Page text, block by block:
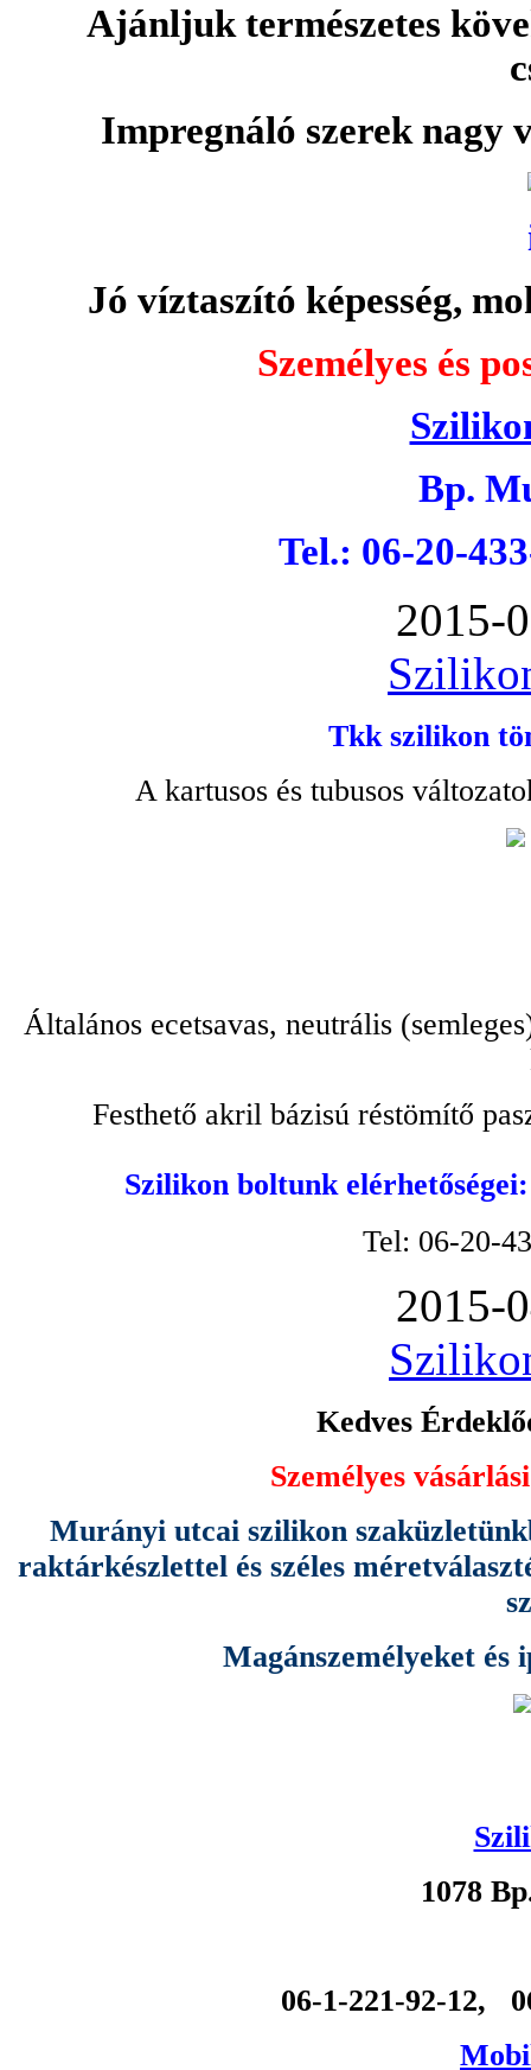
Ajánljuk természetes
Impregnáló szerek
Jó víztaszító képesség,
Személyes és
Bp.
Tel.: 06-20-
2015-
Tkk szilikon
A kartusos és tubusos
Általános ecetsavas, neutrális
Festhető akril bázisú réstömítő
Szilikon boltunk
Tel: 06-20-
2015-
Kedves
Személyes
Murányi utcai szilikon
raktárkészlettel és széles
Magánszemélyeket és
1078
06-1-221-92-12,